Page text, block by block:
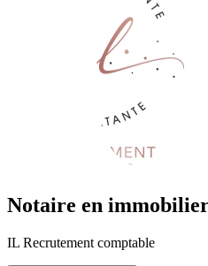
Notaire en
IL Recrutement comptable